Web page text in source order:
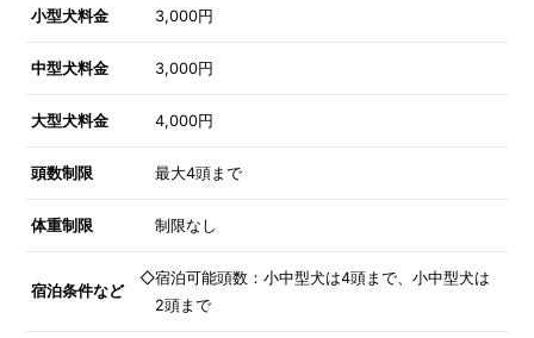
小型犬料金 3,000円
中型犬料金 3,000円
大型犬料金 4,000円
頭数制限 最大4頭まで
体重制限 制限なし
宿泊条件など
◇宿泊可能頭数：小中型犬は4頭まで、小中型犬は
2頭まで